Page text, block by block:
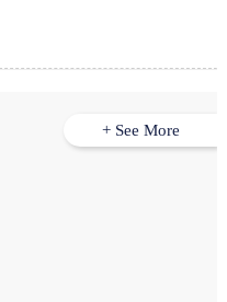
+ See More